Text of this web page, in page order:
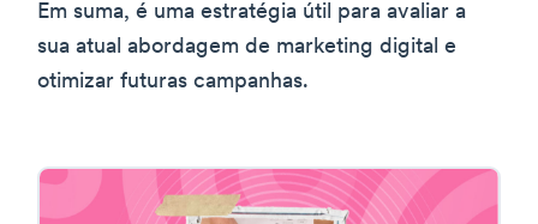
Em suma, é uma estratégia útil para avaliar a
sua atual abordagem de marketing digital e
otimizar futuras campanhas.